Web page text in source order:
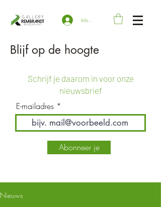
Inloggen
Blijf op de hoogte
Schrijf je daarom in voor onze
nieuwsbrief
E-mailadres
Abonneer je
Nieuws